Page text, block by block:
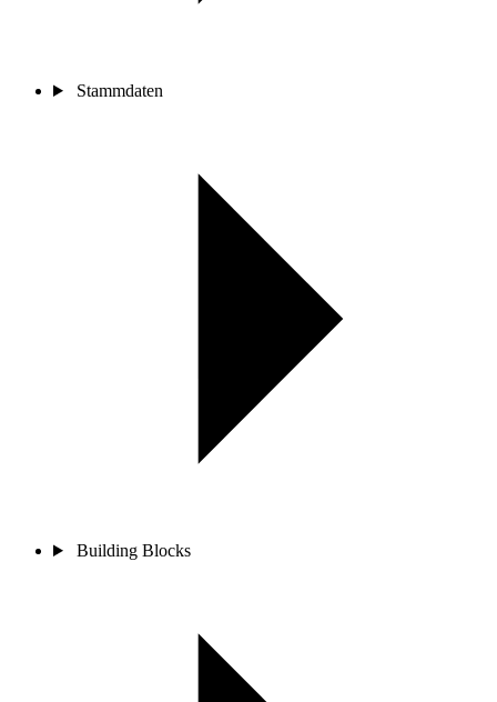
Stammdaten
Building Blocks